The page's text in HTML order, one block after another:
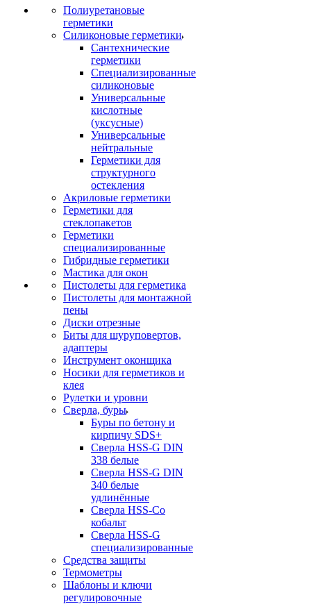
Полиуретановые
герметики
Силиконовые герметики
Сантехнические
герметики
Специализированные
силиконовые
Универсальные
кислотные
(уксусные)
Универсальные
нейтральные
Герметики для
структурного
остекления
Акриловые герметики
Герметики для
стеклопакетов
Герметики
специализированные
Гибридные герметики
Мастика для окон
Пистолеты для герметика
Пистолеты для монтажной
пены
Диски отрезные
Биты для шуруповертов,
адаптеры
Инструмент оконщика
Носики для герметиков и
клея
Рулетки и уровни
Сверла, буры
Буры по бетону и
кирпичу SDS+
Сверла HSS-G DIN
338 белые
Сверла HSS-G DIN
340 белые
удлинённые
Сверла HSS-Co
кобальт
Сверла HSS-G
специализированные
Средства защиты
Термометры
Шаблоны и ключи
регулировочные